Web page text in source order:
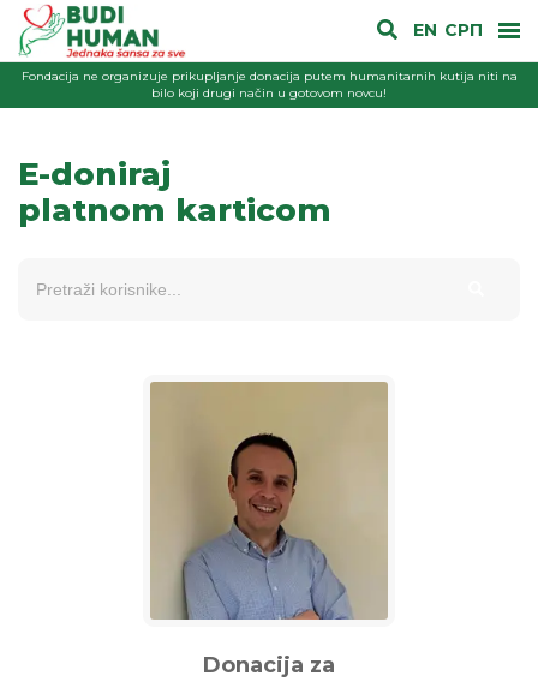
EN СРП
Fondacija ne organizuje prikupljanje donacija putem humanitarnih kutija niti na
bilo koji drugi način u gotovom novcu!
E-doniraj
platnom karticom
Donacija za